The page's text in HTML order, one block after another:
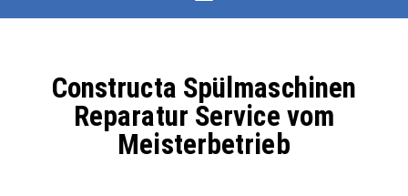
Constructa Spülmaschinen
Reparatur Service vom
Meisterbetrieb